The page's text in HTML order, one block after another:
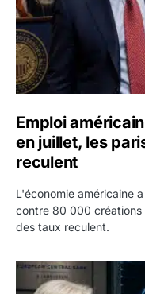
Emploi
en juillet, les
reculent
L'économie américaine
contre 80 000 créations
des taux reculent.
Yen : Washington a